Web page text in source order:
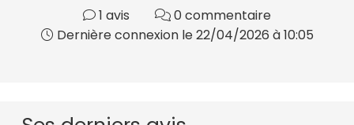
1 avis
0 commentaire
Dernière connexion le 22/04/2026 à 10:05